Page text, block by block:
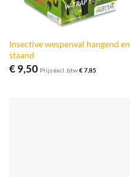
Insective wespenval hangend en
staand
€9,50 Prijs excl. btw€7,85